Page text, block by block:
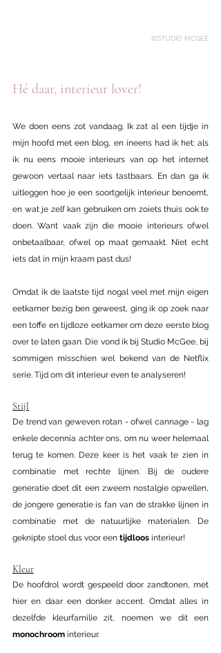
©STUDIO MCGEE
Hé daar, interieur lover!
We doen eens zot vandaag. Ik zat al een tijdje in
mijn hoofd met een blog, en ineens had ik het: als
ik nu eens mooie interieurs van op het internet
gewoon vertaal naar iets tastbaars. En dan ga ik
uitleggen hoe je een soortgelijk interieur benoemt,
en wat je zelf kan gebruiken om zoiets thuis ook te
doen. Want vaak zijn die mooie interieurs ofwel
onbetaalbaar, ofwel op maat gemaakt. Niet echt
iets dat in mijn kraam past dus!
Omdat ik de laatste tijd nogal veel met mijn eigen
eetkamer bezig ben geweest, ging ik op zoek naar
een toffe en tijdloze eetkamer om deze eerste blog
over te laten gaan. Die vond ik bij Studio McGee, bij
sommigen misschien wel bekend van de Netflix
serie. Tijd om dit interieur even te analyseren!
Stijl
De trend van geweven rotan - ofwel cannage - lag
enkele decennia achter ons, om nu weer helemaal
terug te komen. Deze keer is het vaak te zien in
combinatie met rechte lijnen. Bij de oudere
generatie doet dit een zweem nostalgie opwellen,
de jongere generatie is fan van de strakke lijnen in
combinatie met de natuurlijke materialen. De
geknipte stoel dus voor een tijdloos interieur!
Kleur
De hoofdrol wordt gespeeld door zandtonen, met
hier en daar een donker accent. Omdat alles in
monochroom interieur.